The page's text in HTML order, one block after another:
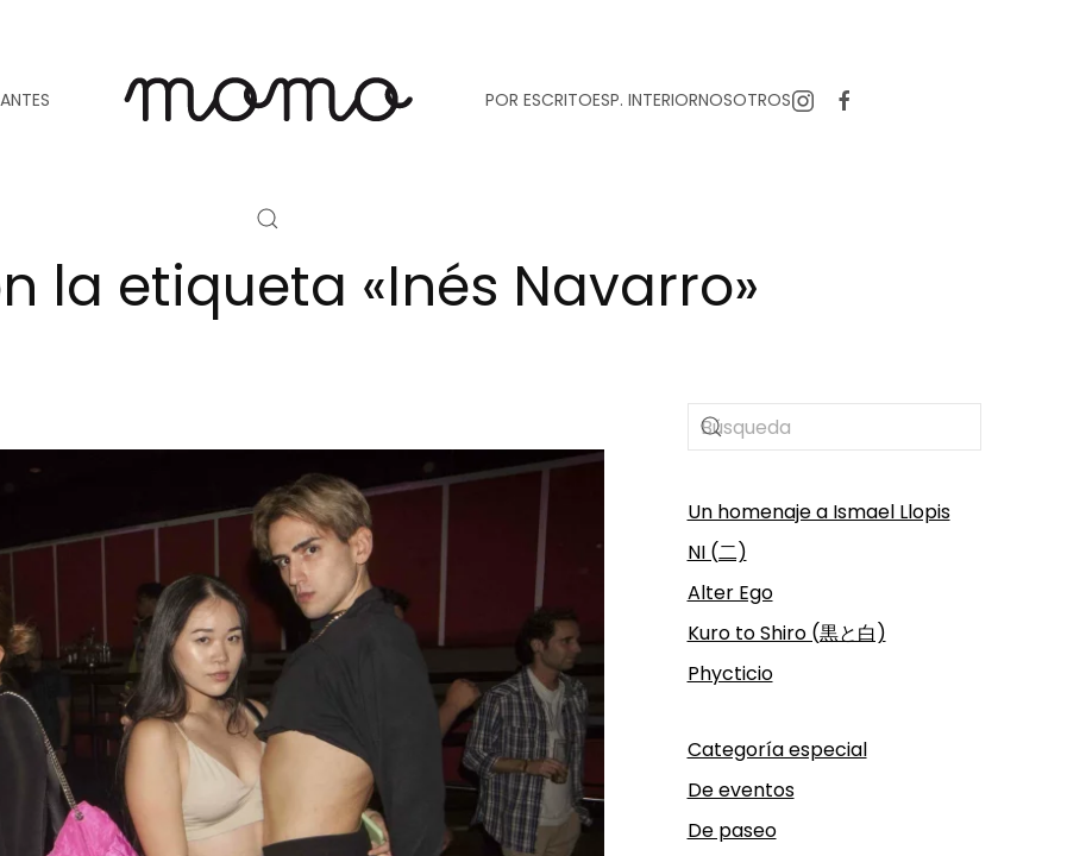
POR ESCRITOESP. INTERIORNOSOTROS
la etiqueta «Inés Navarro»
Un homenaje a Ismael Llopis
NI (二)
Alter Ego
Kuro to Shiro (黒と白)
Phycticio
Categoría especial
De eventos
De paseo